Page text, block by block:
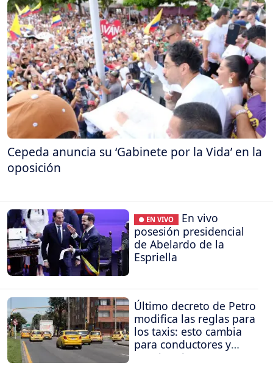
Cepeda anuncia su ‘Gabinete por la Vida’ en la
oposición
● EN VIVO
En vivo
posesión presidencial
de Abelardo de la
Espriella
Último decreto de Petro
modifica las reglas para
los taxis: esto cambia
para conductores y
propietarios